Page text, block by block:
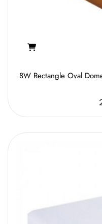
8W Rectangle Oval